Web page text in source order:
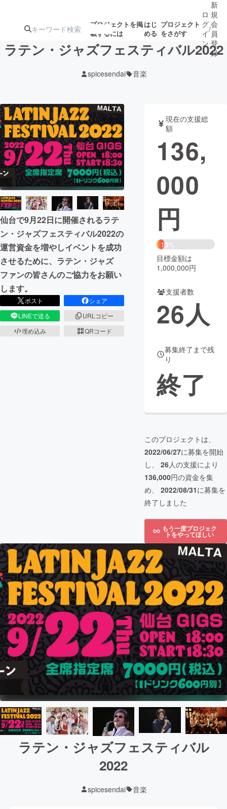
プロジェクトを掲
載するには
はじ
める
プロジェクト
をさがす
アート・写真
テクノロジー・ガジェット ゲーム・サ
映像・映画 書籍・雑誌
ビジネス・起業
まちづくり・地域活性化
CAMPFIRE for Social Good
CAMPFIREふるさと納税machi-ya コミュニティ
ロ
グ
イ
ン
/
新
規
会
員
登
録
ラテン・ジャズフェスティバル2022
spicesendai 音楽
仙台で9月22日に開催されるラテ
ン・ジャズフェスティバル2022の
運営資金を増やしイベントを成功
させるために、ラテン・ジャズ
ファンの皆さんのご協力をお願い
します。
ポスト
シェア
LINEで送る
URLコピー
埋め込み
QRコード
現在の支援総
額
136,
000
円
13%
目標金額は
1,000,000円
支援者数
26人
募集終了まで残
り
終了
このプロジェクトは、
2022/06/27に募集を開始
し、 26人の支援により
136,000円の資金を集
め、 2022/08/31に募集を
終了しました
もう一度プロジェク
トをやってほしい
ラテン・ジャズフェスティバル
2022
spicesendai 音楽